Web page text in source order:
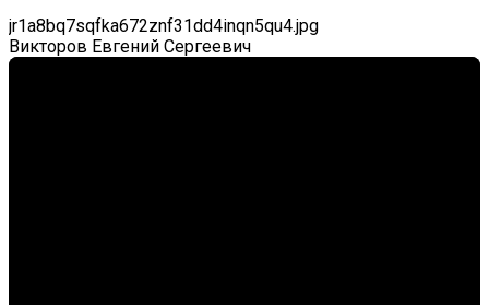
jr1a8bq7sqfka672znf31dd4inqn5qu4.jpg
Викторов Евгений Сергеевич